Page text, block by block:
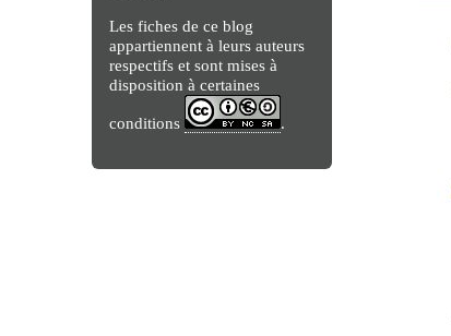
Les fiches de ce blog
appartiennent à leurs auteurs
respectifs et sont mises à
disposition à certaines
conditions .